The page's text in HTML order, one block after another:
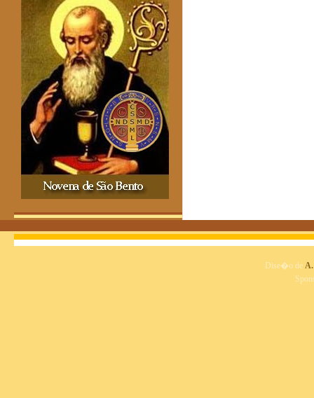
Dise�o de